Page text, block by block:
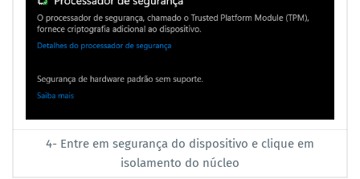
4- Entre em segurança do dispositivo e clique em
isolamento do núcleo